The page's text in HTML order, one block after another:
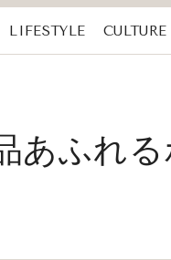
LIFESTYLE CULTURE
あふれ